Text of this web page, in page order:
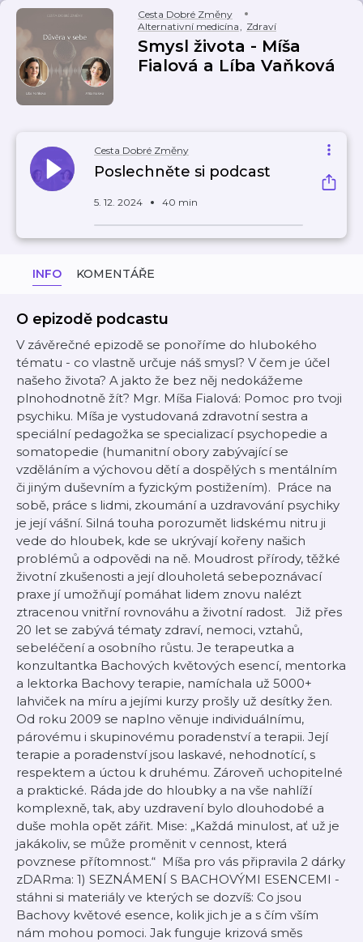
Cesta Dobré Změny
Alternativní medicína, Zdraví
Smysl života - Míša
Fialová a Líba Vaňková
Cesta Dobré Změny
Poslechněte si podcast
5. 12. 2024 40 min
INFO KOMENTÁŘE
O epizodě podcastu
V závěrečné epizodě se ponoříme do hlubokého
tématu - co vlastně určuje náš smysl? V čem je účel
našeho života? A jakto že bez něj nedokážeme
plnohodnotně žít? Mgr. Míša Fialová: Pomoc pro tvoji
psychiku. Míša je vystudovaná zdravotní sestra a
speciální pedagožka se specializací psychopedie a
somatopedie (humanitní obory zabývající se
vzděláním a výchovou dětí a dospělých s mentálním
či jiným duševním a fyzickým postižením). Práce na
sobě, práce s lidmi, zkoumání a uzdravování psychiky
je její vášní. Silná touha porozumět lidskému nitru ji
vede do hloubek, kde se ukrývají kořeny našich
problémů a odpovědi na ně. Moudrost přírody, těžké
životní zkušenosti a její dlouholetá sebepoznávací
praxe jí umožňují pomáhat lidem znovu nalézt
ztracenou vnitřní rovnováhu a životní radost. Již přes
20 let se zabývá tématy zdraví, nemoci, vztahů,
sebeléčení a osobního růstu. Je terapeutka a
konzultantka Bachových květových esencí, mentorka
a lektorka Bachovy terapie, namíchala už 5000+
lahviček na míru a jejími kurzy prošly už desítky žen.
Od roku 2009 se naplno věnuje individuálnímu,
párovému i skupinovému poradenství a terapii. Její
terapie a poradenství jsou laskavé, nehodnotící, s
respektem a úctou k druhému. Zároveň uchopitelné
a praktické. Ráda jde do hloubky a na vše nahlíží
komplexně, tak, aby uzdravení bylo dlouhodobé a
duše mohla opět zářit. Mise: „Každá minulost, ať už je
jakákoliv, se může proměnit v cennost, která
povznese přítomnost.“ Míša pro vás připravila 2 dárky
zDARma: 1) SEZNÁMENÍ S BACHOVÝMI ESENCEMI -
stáhni si materiály ve kterých se dozvíš: Co jsou
Bachovy květové esence, kolik jich je a s čím vším
nám mohou pomoci. Jak funguje krizová směs